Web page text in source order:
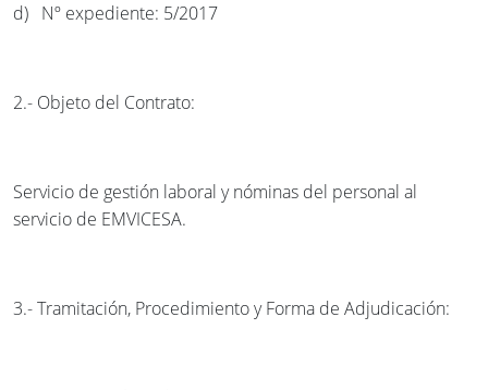
d) Nº expediente: 5/2017
2.- Objeto del Contrato:
Servicio de gestión laboral y nóminas del personal al
servicio de EMVICESA.
3.- Tramitación, Procedimiento y Forma de Adjudicación: